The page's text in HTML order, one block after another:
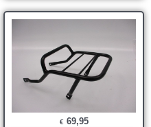
€ 69,95